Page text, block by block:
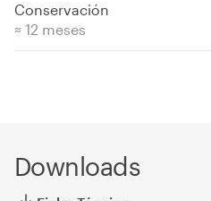
Conservación
≈ 12 meses
Downloads